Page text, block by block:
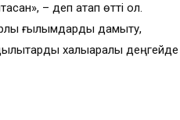
– деп атап өтті ол.
ғылымдарды дамыту,
халықаралық деңгейде